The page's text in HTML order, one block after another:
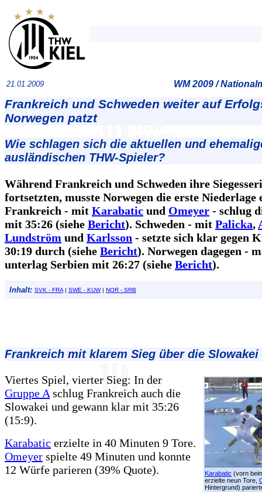
21.01.2009 WM 2009 /
Frankreich und Schweden weiter auf
Norwegen patzt
Wie schlagen sich die aktuellen und
ausländischen THW-Spieler?
Während Frankreich und Schweden ihre
fortsetzten, musste Norwegen die erste Niederlage
Frankreich - mit Karabatic und Omeyer - schlug
mit 35:26 (siehe Bericht). Schweden - mit Palicka,
Lundström und Karlsson - setzte sich klar gegen
30:19 durch (siehe Bericht). Norwegen dagegen -
unterlag Serbien mit 26:27 (siehe Bericht).
Inhalt: SVK - FRA | SWE - KUW| NOR - SRB
Frankreich mit klarem Sieg über die Slowakei
Karabatic (vorn
erzielte neun Tore,
Hintergrund)
Viertes Spiel, vierter Sieg: In der
Gruppe A schlug Frankreich auch die
Slowakei und gewann klar mit 35:26
(15:9).
Karabatic erzielte in 40 Minuten 9 Tore.
Omeyer spielte 49 Minuten und konnte
12 Würfe parieren (39% Quote).